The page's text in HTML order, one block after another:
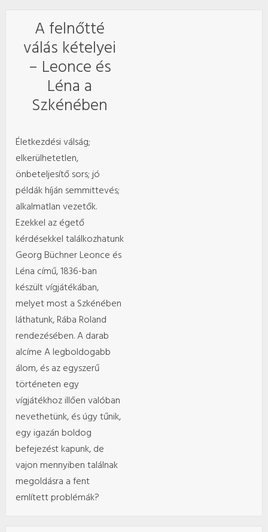
A felnőtté
válás kételyei
– Leonce és
Léna a
Szkénében
Életkezdési válság;
elkerülhetetlen,
önbeteljesítő sors; jó
példák híján semmittevés;
alkalmatlan vezetők.
Ezekkel az égető
kérdésekkel találkozhatunk
Georg Büchner Leonce és
Léna című, 1836-ban
készült vígjátékában,
melyet most a Szkénében
láthatunk, Rába Roland
rendezésében. A darab
alcíme A legboldogabb
álom, és az egyszerű
történeten egy
vígjátékhoz illően valóban
nevethetünk, és úgy tűnik,
egy igazán boldog
befejezést kapunk, de
vajon mennyiben találnak
megoldásra a fent
említett problémák?